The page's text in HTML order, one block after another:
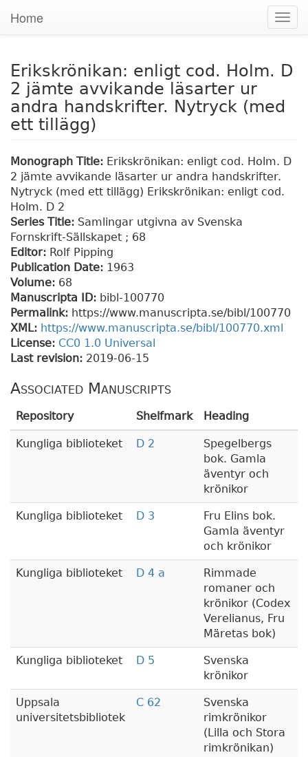
Home
Erikskrönikan: enligt cod. Holm. D
2 jämte avvikande läsarter ur
andra handskrifter. Nytryck (med
ett tillägg)
Monograph Title: Erikskrönikan: enligt cod. Holm. D
2 jämte avvikande läsarter ur andra handskrifter.
Nytryck (med ett tillägg) Erikskrönikan: enligt cod.
Holm. D 2
Series Title: Samlingar utgivna av Svenska
Fornskrift-Sällskapet ; 68
Editor: Rolf Pipping
Publication Date: 1963
Volume: 68
Manuscripta ID: bibl-100770
Permalink: https://www.manuscripta.se/bibl/100770
XML: https://www.manuscripta.se/bibl/100770.xml
License: CC0 1.0 Universal
Last revision: 2019-06-15
Associated Manuscripts
Repository Shelfmark Heading
Kungliga biblioteket D 2
Spegelbergs
bok. Gamla
äventyr och
krönikor
Kungliga biblioteket D 3
Fru Elins bok.
Gamla äventyr
och krönikor
Kungliga biblioteket D 4 a
Rimmade
romaner och
krönikor (Codex
Verelianus, Fru
Märetas bok)
Kungliga biblioteket D 5
Svenska
krönikor
Uppsala
universitetsbibliotek
C 62
Svenska
rimkrönikor
(Lilla och Stora
rimkrönikan)